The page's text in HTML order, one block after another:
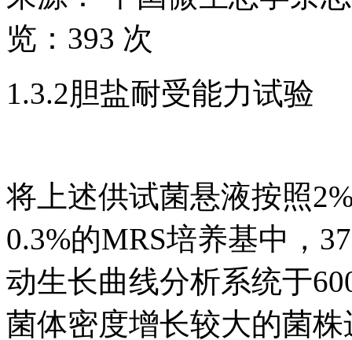
览： 393 次
1.3.2胆盐耐受能力试验
将上述供试菌悬液按照
0.3%的MRS培养基中，
动生长曲线分析系统于
菌体密度增长较大的菌